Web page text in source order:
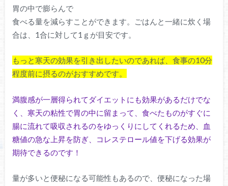
胃の中で膨らんで
食べる量を減らすことができます。ごはんと一緒に炊く場
合は、1合に対して1ｇが目安です。
もっと寒天の効果を引き出したいのであれば、食事の10分
程度前に摂るのがおすすめです。
満腹感が一層得られてダイエットにも効果があるだけでな
く、寒天の粘性で胃の中に留まって、食べたものがすぐに
腸に流れて吸収されるのをゆっくりにしてくれるため、血
糖値の急な上昇を防ぎ、コレステロール値を下げる効果が
期待できるのです！
量が多いと便秘になる可能性もあるので、便秘になった場